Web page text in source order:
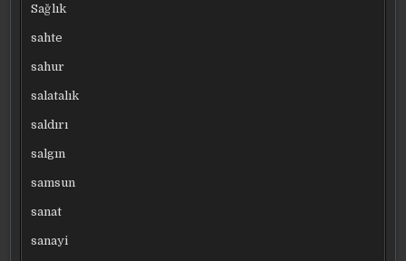
Sağlık
sahte
sahur
salatalık
saldırı
salgın
samsun
sanat
sanayi